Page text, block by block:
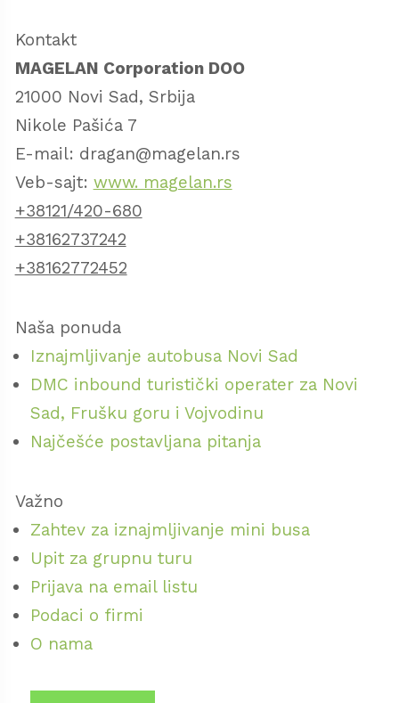
Kontakt
MAGELAN Corporation DOO
21000 Novi Sad, Srbija
Nikole Pašića 7
E-mail: dragan@magelan.rs
Veb-sajt: www. magelan.rs
+38121/420-680
+38162737242
+38162772452
Naša ponuda
Iznajmljivanje autobusa Novi Sad
DMC inbound turistički operater za Novi
Sad, Frušku goru i Vojvodinu
Najčešće postavljana pitanja
Važno
Zahtev za iznajmljivanje mini busa
Upit za grupnu turu
Prijava na email listu
Podaci o firmi
O nama